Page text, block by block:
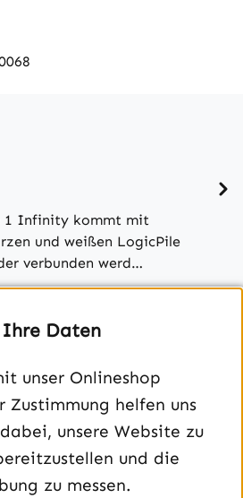
1 Infinity kommt mit
und weißen LogicPile
verbunden werd…
Daten
unser Onlineshop
helfen uns
unsere Website zu
und die
zu messen.